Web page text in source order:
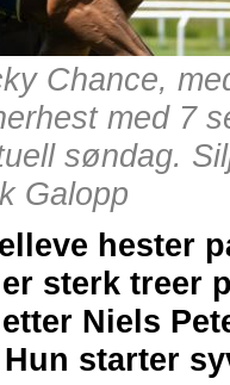
Chance,
med 7
søndag.
Galopp
hester
sterk treer
Niels
starter